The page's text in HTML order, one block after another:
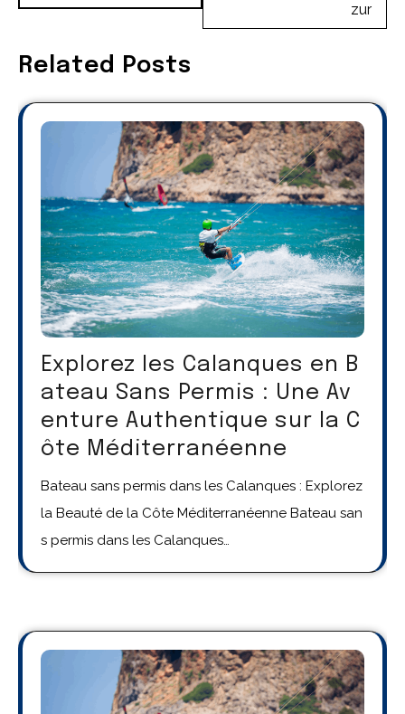
zur
Related Posts
Explorez les Calanques en B
ateau Sans Permis : Une Av
enture Authentique sur la C
ôte Méditerranéenne
Bateau sans permis dans les Calanques : Explorez
la Beauté de la Côte Méditerranéenne Bateau san
s permis dans les Calanques…